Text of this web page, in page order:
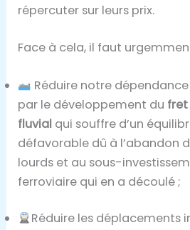
répercuter sur leurs prix.
Face à cela, il faut
Réduire notre
par le développement du
fluvial qui souffre d’un
défavorable dû à l’abandon
lourds et au sous-
ferroviaire qui en a découlé ;
Réduire les déplacements